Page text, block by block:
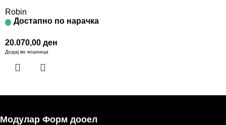
Robin
Достапно по нарачка
20.070,00 ден
Додај во кошница
Модулар Форм дооел